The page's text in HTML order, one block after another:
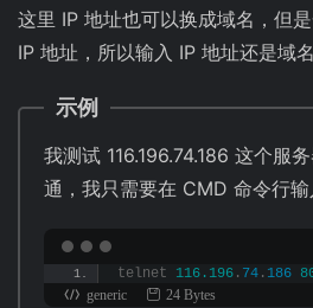
这里 IP 地址也可以换成域名，但
IP 地址，所以输入 IP 地址还是域
示例
我测试 116.196.74.186 这个服
通，我只需要在 CMD 命令行输
telnet 116.196 . 74 . 186
generic
24 Bytes